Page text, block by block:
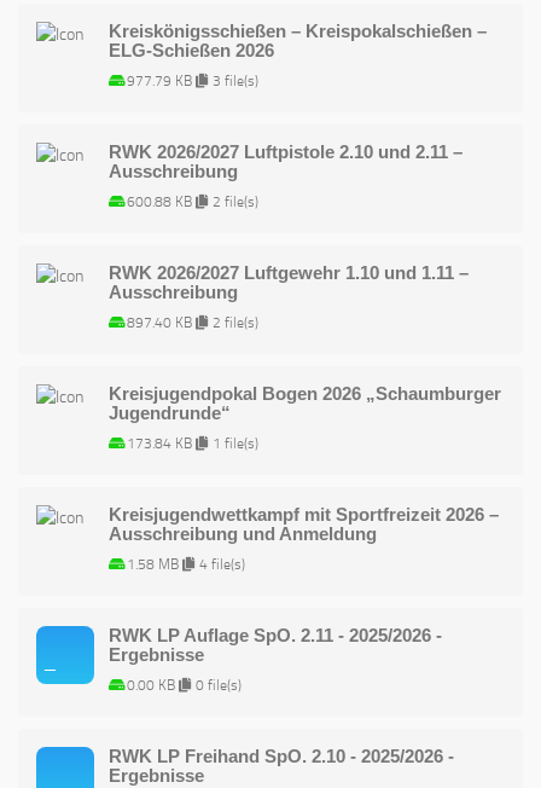
Kreiskönigsschießen – Kreispokalschießen –
ELG-Schießen 2026
977.79 KB 3 file(s)
RWK 2026/2027 Luftpistole 2.10 und 2.11 –
Ausschreibung
600.88 KB 2 file(s)
RWK 2026/2027 Luftgewehr 1.10 und 1.11 –
Ausschreibung
897.40 KB 2 file(s)
Kreisjugendpokal Bogen 2026 „Schaumburger
Jugendrunde“
173.84 KB 1 file(s)
Kreisjugendwettkampf mit Sportfreizeit 2026 –
Ausschreibung und Anmeldung
1.58 MB 4 file(s)
RWK LP Auflage SpO. 2.11 - 2025/2026 -
Ergebnisse
0.00 KB 0 file(s)
RWK LP Freihand SpO. 2.10 - 2025/2026 -
Ergebnisse